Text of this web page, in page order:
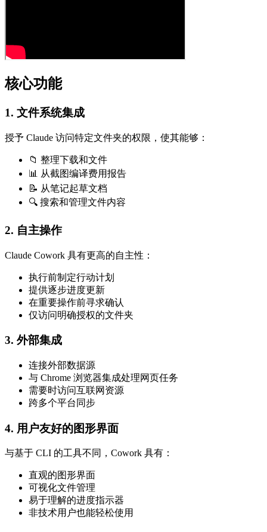
核心功能
1. 文件系统集成
授予 Claude 访问特定文件夹的权限，使其能够：
📁 整理下载和文件
📊 从截图编译费用报告
📝 从笔记起草文档
🔍 搜索和管理文件内容
2. 自主操作
Claude Cowork 具有更高的自主性：
执行前制定行动计划
提供逐步进度更新
在重要操作前寻求确认
仅访问明确授权的文件夹
3. 外部集成
连接外部数据源
与 Chrome 浏览器集成处理网页任务
需要时访问互联网资源
跨多个平台同步
4. 用户友好的图形界面
与基于 CLI 的工具不同，Cowork 具有：
直观的图形界面
可视化文件管理
易于理解的进度指示器
非技术用户也能轻松使用